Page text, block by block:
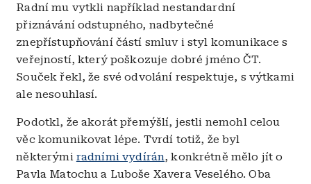
Radní mu vytkli například nestandardní
přiznávání odstupného, nadbytečné
znepřístupňování částí smluv i styl komunikace s
veřejností, který poškozuje dobré jméno ČT.
Souček řekl, že své odvolání respektuje, s výtkami
ale nesouhlasí.
Podotkl, že akorát přemýšlí, jestli nemohl celou
věc komunikovat lépe. Tvrdí totiž, že byl
některými radními vydírán, konkrétně mělo jít o
Pavla Matochu a Luboše Xavera Veselého. Oba